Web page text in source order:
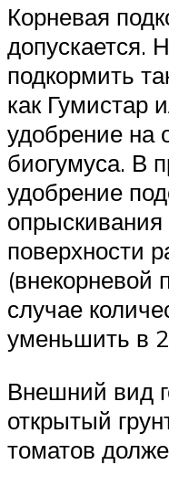
Корневая
допускается.
подкормить
как Гумистар
удобрение на
биогумуса. В
удобрение
опрыскивания
поверхности
(внекорневой
случае
уменьшить в
Внешний вид
открытый
томатов